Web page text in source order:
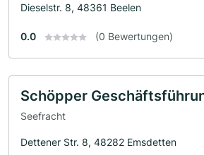
Dieselstr. 8, 48361 Beelen
0.0 (0 Bewertungen)
Schöpper
Seefracht
Dettener Str. 8, 48282 Emsdetten